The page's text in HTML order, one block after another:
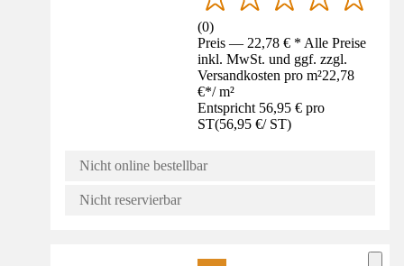
(0)
Preis — 22,78 € * Alle Preise
inkl. MwSt. und ggf. zzgl.
Versandkosten pro m²22,78
€*/ m²
Entspricht 56,95 € pro
ST(56,95 €/ ST)
Nicht online bestellbar
Nicht reservierbar